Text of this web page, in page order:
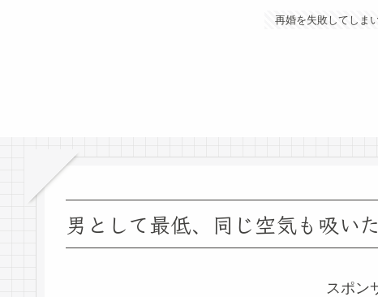
再婚を失敗してしま
男として最低、同じ空気も吸い
スポン